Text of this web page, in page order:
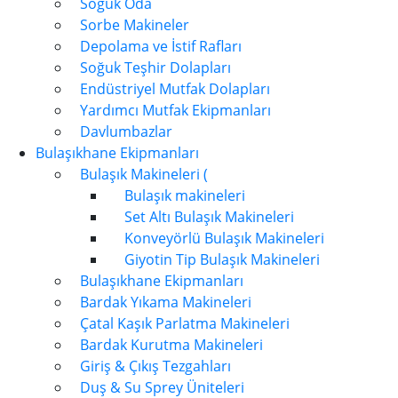
Sorbe Makineler
Depolama ve İstif Rafları
Soğuk Teşhir Dolapları
Endüstriyel Mutfak Dolapları
Yardımcı Mutfak Ekipmanları
Davlumbazlar
Bulaşıkhane Ekipmanları
Bulaşık Makineleri (
Bulaşık makineleri
Set Altı Bulaşık Makineleri
Konveyörlü Bulaşık Makineleri
Giyotin Tip Bulaşık Makineleri
Bulaşıkhane Ekipmanları
Bardak Yıkama Makineleri
Çatal Kaşık Parlatma Makineleri
Bardak Kurutma Makineleri
Giriş & Çıkış Tezgahları
Duş & Su Sprey Üniteleri